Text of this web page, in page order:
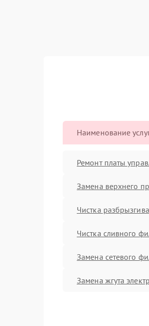
Наименование
Ремонт платы
Замена верхнего
Чистка
Чистка сливного
Замена сетевого
Замена жгута